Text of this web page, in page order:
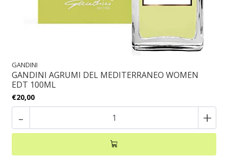
GANDINI
GANDINI AGRUMI DEL MEDITERRANEO WOMEN
EDT 100ML
€20,00
- +